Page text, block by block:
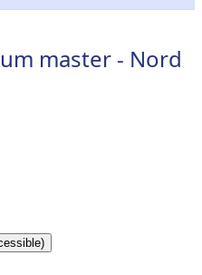
master - Nord